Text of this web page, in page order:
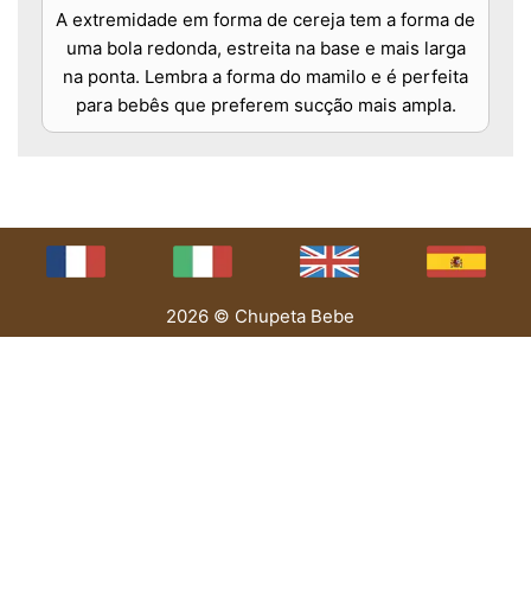
A extremidade em forma de cereja tem a forma de
uma bola redonda, estreita na base e mais larga
na ponta. Lembra a forma do mamilo e é perfeita
para bebês que preferem sucção mais ampla.
2026 © Chupeta Bebe